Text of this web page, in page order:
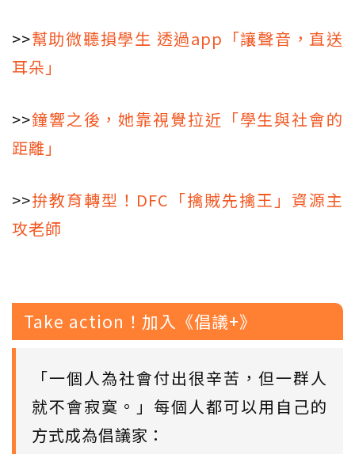
>>幫助微聽損學生 透過app「讓聲音，直送
耳朵」
>>鐘響之後，她靠視覺拉近「學生與社會的
距離」
>>拚教育轉型！DFC「擒賊先擒王」資源主
攻老師
Take action！加入《倡議+》
「一個人為社會付出很辛苦，但一群人
就不會寂寞。」每個人都可以用自己的
方式成為倡議家：